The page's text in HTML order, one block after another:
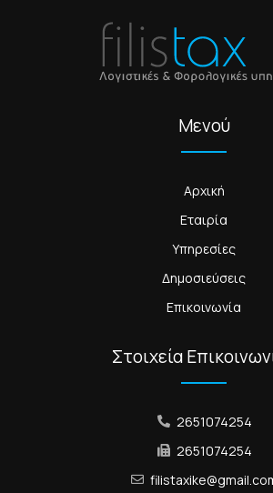
Μενού
Αρχική
Εταιρία
Υπηρεσίες
Δημοσιεύσεις
Επικοινωνία
Στοιχεία
2651074254
2651074254